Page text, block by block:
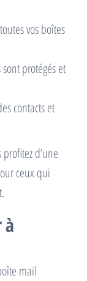
vos boîtes
protégés et
contacts et
d’une
ceux qui
à
mail